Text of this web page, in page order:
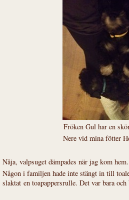
Fröken Gul har en
Nere vid mina fötter
Nåja, valpsuget dämpades när jag kom
Någon i familjen hade inte stängt in till
slaktat en toapappersrulle. Det var bara och